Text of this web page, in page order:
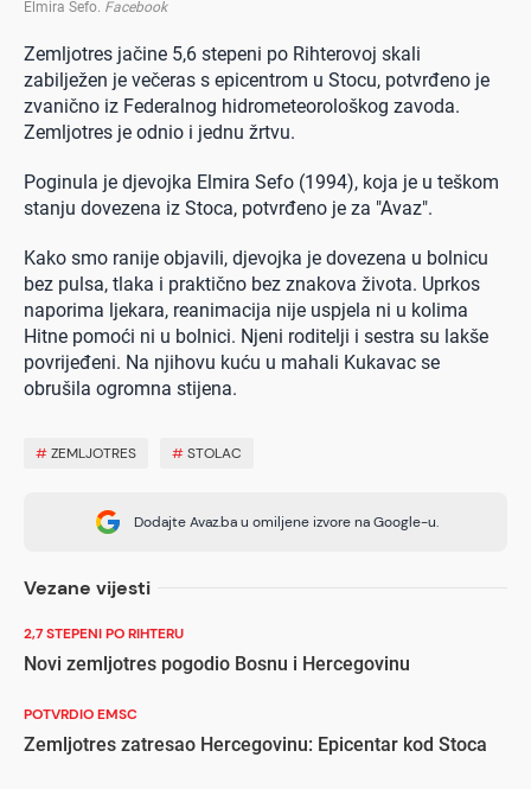
Elmira Sefo. Facebook
Zemljotres jačine 5,6 stepeni po Rihterovoj skali
zabilježen je večeras s epicentrom u Stocu, potvrđeno je
zvanično iz Federalnog hidrometeorološkog zavoda.
Zemljotres je odnio i jednu žrtvu.
Poginula je djevojka Elmira Sefo (1994), koja je u teškom
stanju dovezena iz Stoca, potvrđeno je za "Avaz".
Kako smo ranije objavili, djevojka je dovezena u bolnicu
bez pulsa, tlaka i praktično bez znakova života. Uprkos
naporima ljekara, reanimacija nije uspjela ni u kolima
Hitne pomoći ni u bolnici. Njeni roditelji i sestra su lakše
povrijeđeni. Na njihovu kuću u mahali Kukavac se
obrušila ogromna stijena.
#ZEMLJOTRES #STOLAC
Dodajte Avaz.ba u omiljene izvore na Google-u.
Vezane vijesti
2,7 STEPENI PO RIHTERU
Novi zemljotres pogodio Bosnu i Hercegovinu
POTVRDIO EMSC
Zemljotres zatresao Hercegovinu: Epicentar kod Stoca